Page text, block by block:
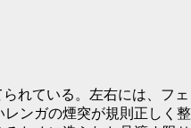
れている。左右には、フェ
ンガの煙突が規則正しく整